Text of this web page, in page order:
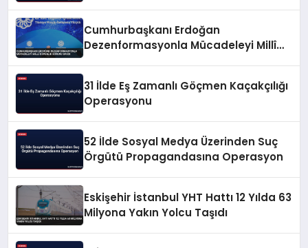
Cumhurbaşkanı Erdoğan
Dezenformasyonla Mücadeleyi Millî
31 İlde Eş Zamanlı Göçmen Kaçakçılığı
Operasyonu
52 İlde Sosyal Medya Üzerinden Suç
Örgütü Propagandasına Operasyon
Eskişehir İstanbul YHT Hattı 12 Yılda 63
Milyona Yakın Yolcu Taşıdı